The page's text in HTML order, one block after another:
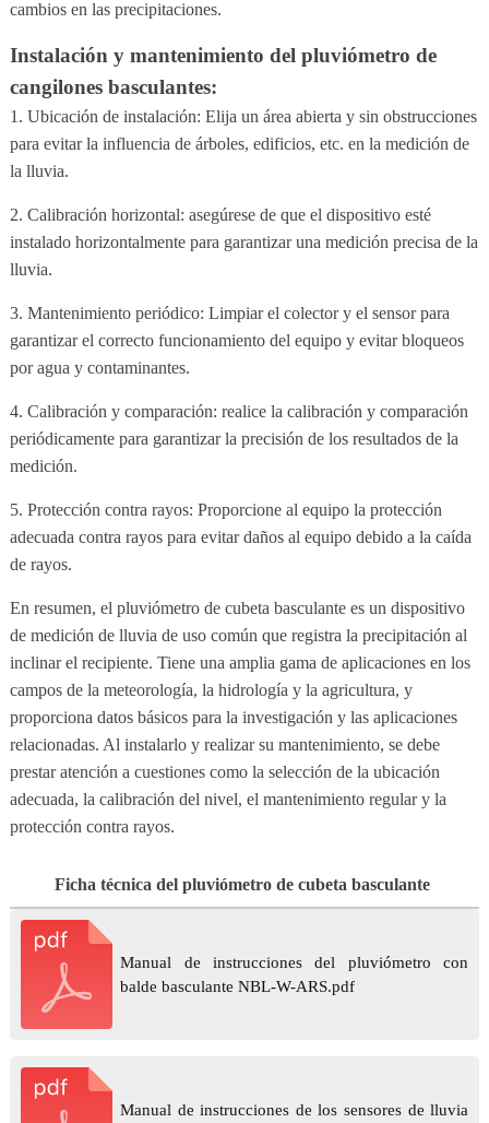
cambios en las precipitaciones.
Instalación y mantenimiento del pluviómetro de
cangilones basculantes:
1. Ubicación de instalación: Elija un área abierta y sin obstrucciones
para evitar la influencia de árboles, edificios, etc. en la medición de
la lluvia.
2. Calibración horizontal: asegúrese de que el dispositivo esté
instalado horizontalmente para garantizar una medición precisa de la
lluvia.
3. Mantenimiento periódico: Limpiar el colector y el sensor para
garantizar el correcto funcionamiento del equipo y evitar bloqueos
por agua y contaminantes.
4. Calibración y comparación: realice la calibración y comparación
periódicamente para garantizar la precisión de los resultados de la
medición.
5. Protección contra rayos: Proporcione al equipo la protección
adecuada contra rayos para evitar daños al equipo debido a la caída
de rayos.
En resumen, el pluviómetro de cubeta basculante es un dispositivo
de medición de lluvia de uso común que registra la precipitación al
inclinar el recipiente. Tiene una amplia gama de aplicaciones en los
campos de la meteorología, la hidrología y la agricultura, y
proporciona datos básicos para la investigación y las aplicaciones
relacionadas. Al instalarlo y realizar su mantenimiento, se debe
prestar atención a cuestiones como la selección de la ubicación
adecuada, la calibración del nivel, el mantenimiento regular y la
protección contra rayos.
Ficha técnica del pluviómetro de cubeta basculante
Manual de instrucciones del pluviómetro con
balde basculante NBL-W-ARS.pdf
Manual de instrucciones de los sensores de lluvia